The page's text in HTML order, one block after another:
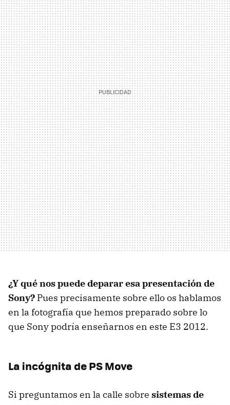
¿Y qué nos puede deparar esa presentación de
Sony? Pues precisamente sobre ello os hablamos
en la fotografía que hemos preparado sobre lo
que Sony podría enseñarnos en este E3 2012.
La incógnita de PS Move
Si preguntamos en la calle sobre sistemas de